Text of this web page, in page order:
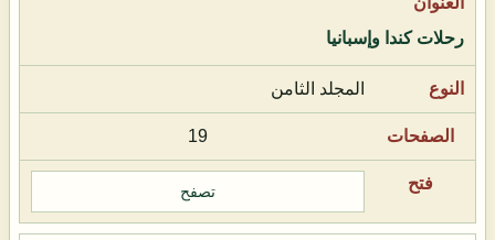
رحلات كندا وإسبانيا
المجلد الثامن
19
تصفح